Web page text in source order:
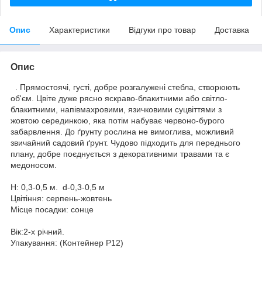
Опис Характеристики Відгуки про товар Доставка
Опис
. Прямостоячі, густі, добре розгалужені стебла, створюють
об'єм. Цвіте дуже рясно яскраво-блакитними або світло-
блакитними, напівмахровими, язичковими суцвіттями з
жовтою серединкою, яка потім набуває червоно-бурого
забарвлення. До ґрунту рослина не вимоглива, можливий
звичайний садовий ґрунт. Чудово підходить для переднього
плану, добре поєднується з декоративними травами та є
медоносом.
Н: 0,3-0,5 м. d-0,3-0,5 м
Цвітіння: серпень-жовтень
Місце посадки: сонце
Вік:2-х річний.
Упакування: (Контейнер Р12)